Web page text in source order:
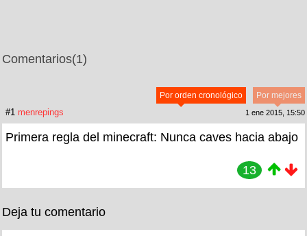
Comentarios(1)
Por mejores
Por orden cronológico
#1 menrepings 1 ene 2015, 15:50
Primera regla del minecraft: Nunca caves hacia abajo
13
Deja tu comentario